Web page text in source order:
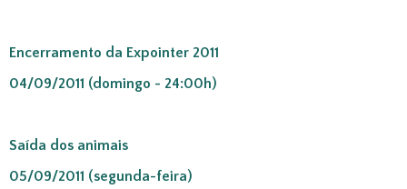
Encerramento da Expointer 2011
04/09/2011 (domingo - 24:00h)
Saída dos animais
05/09/2011 (segunda-feira)